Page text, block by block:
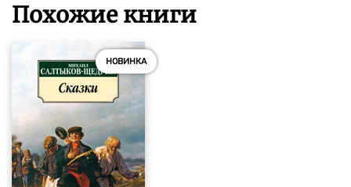
Похожие книги
НОВИНКА